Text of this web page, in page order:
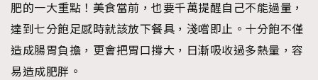
肥的一大重點！美食當前，也要千萬提醒自己不能過量，
達到七分飽足感時就該放下餐具，淺嚐即止。十分飽不僅
造成腸胃負擔，更會把胃口撐大，日漸吸收過多熱量，容
易造成肥胖。